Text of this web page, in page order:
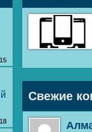
Свежие